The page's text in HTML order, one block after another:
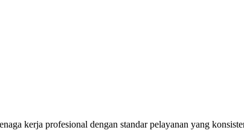
kerja profesional dengan standar pelayanan yang